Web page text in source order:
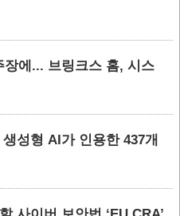
에... 브링크스 홈, 시스
성형 AI가 인용한 437개